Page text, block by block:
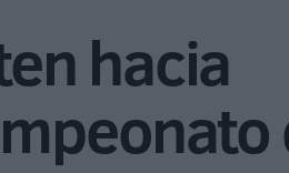
hacia